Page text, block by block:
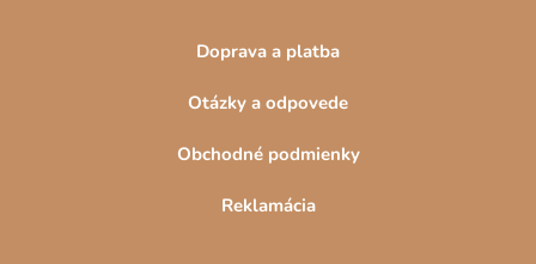
Doprava a platba
Otázky a odpovede
Obchodné podmienky
Reklamácia